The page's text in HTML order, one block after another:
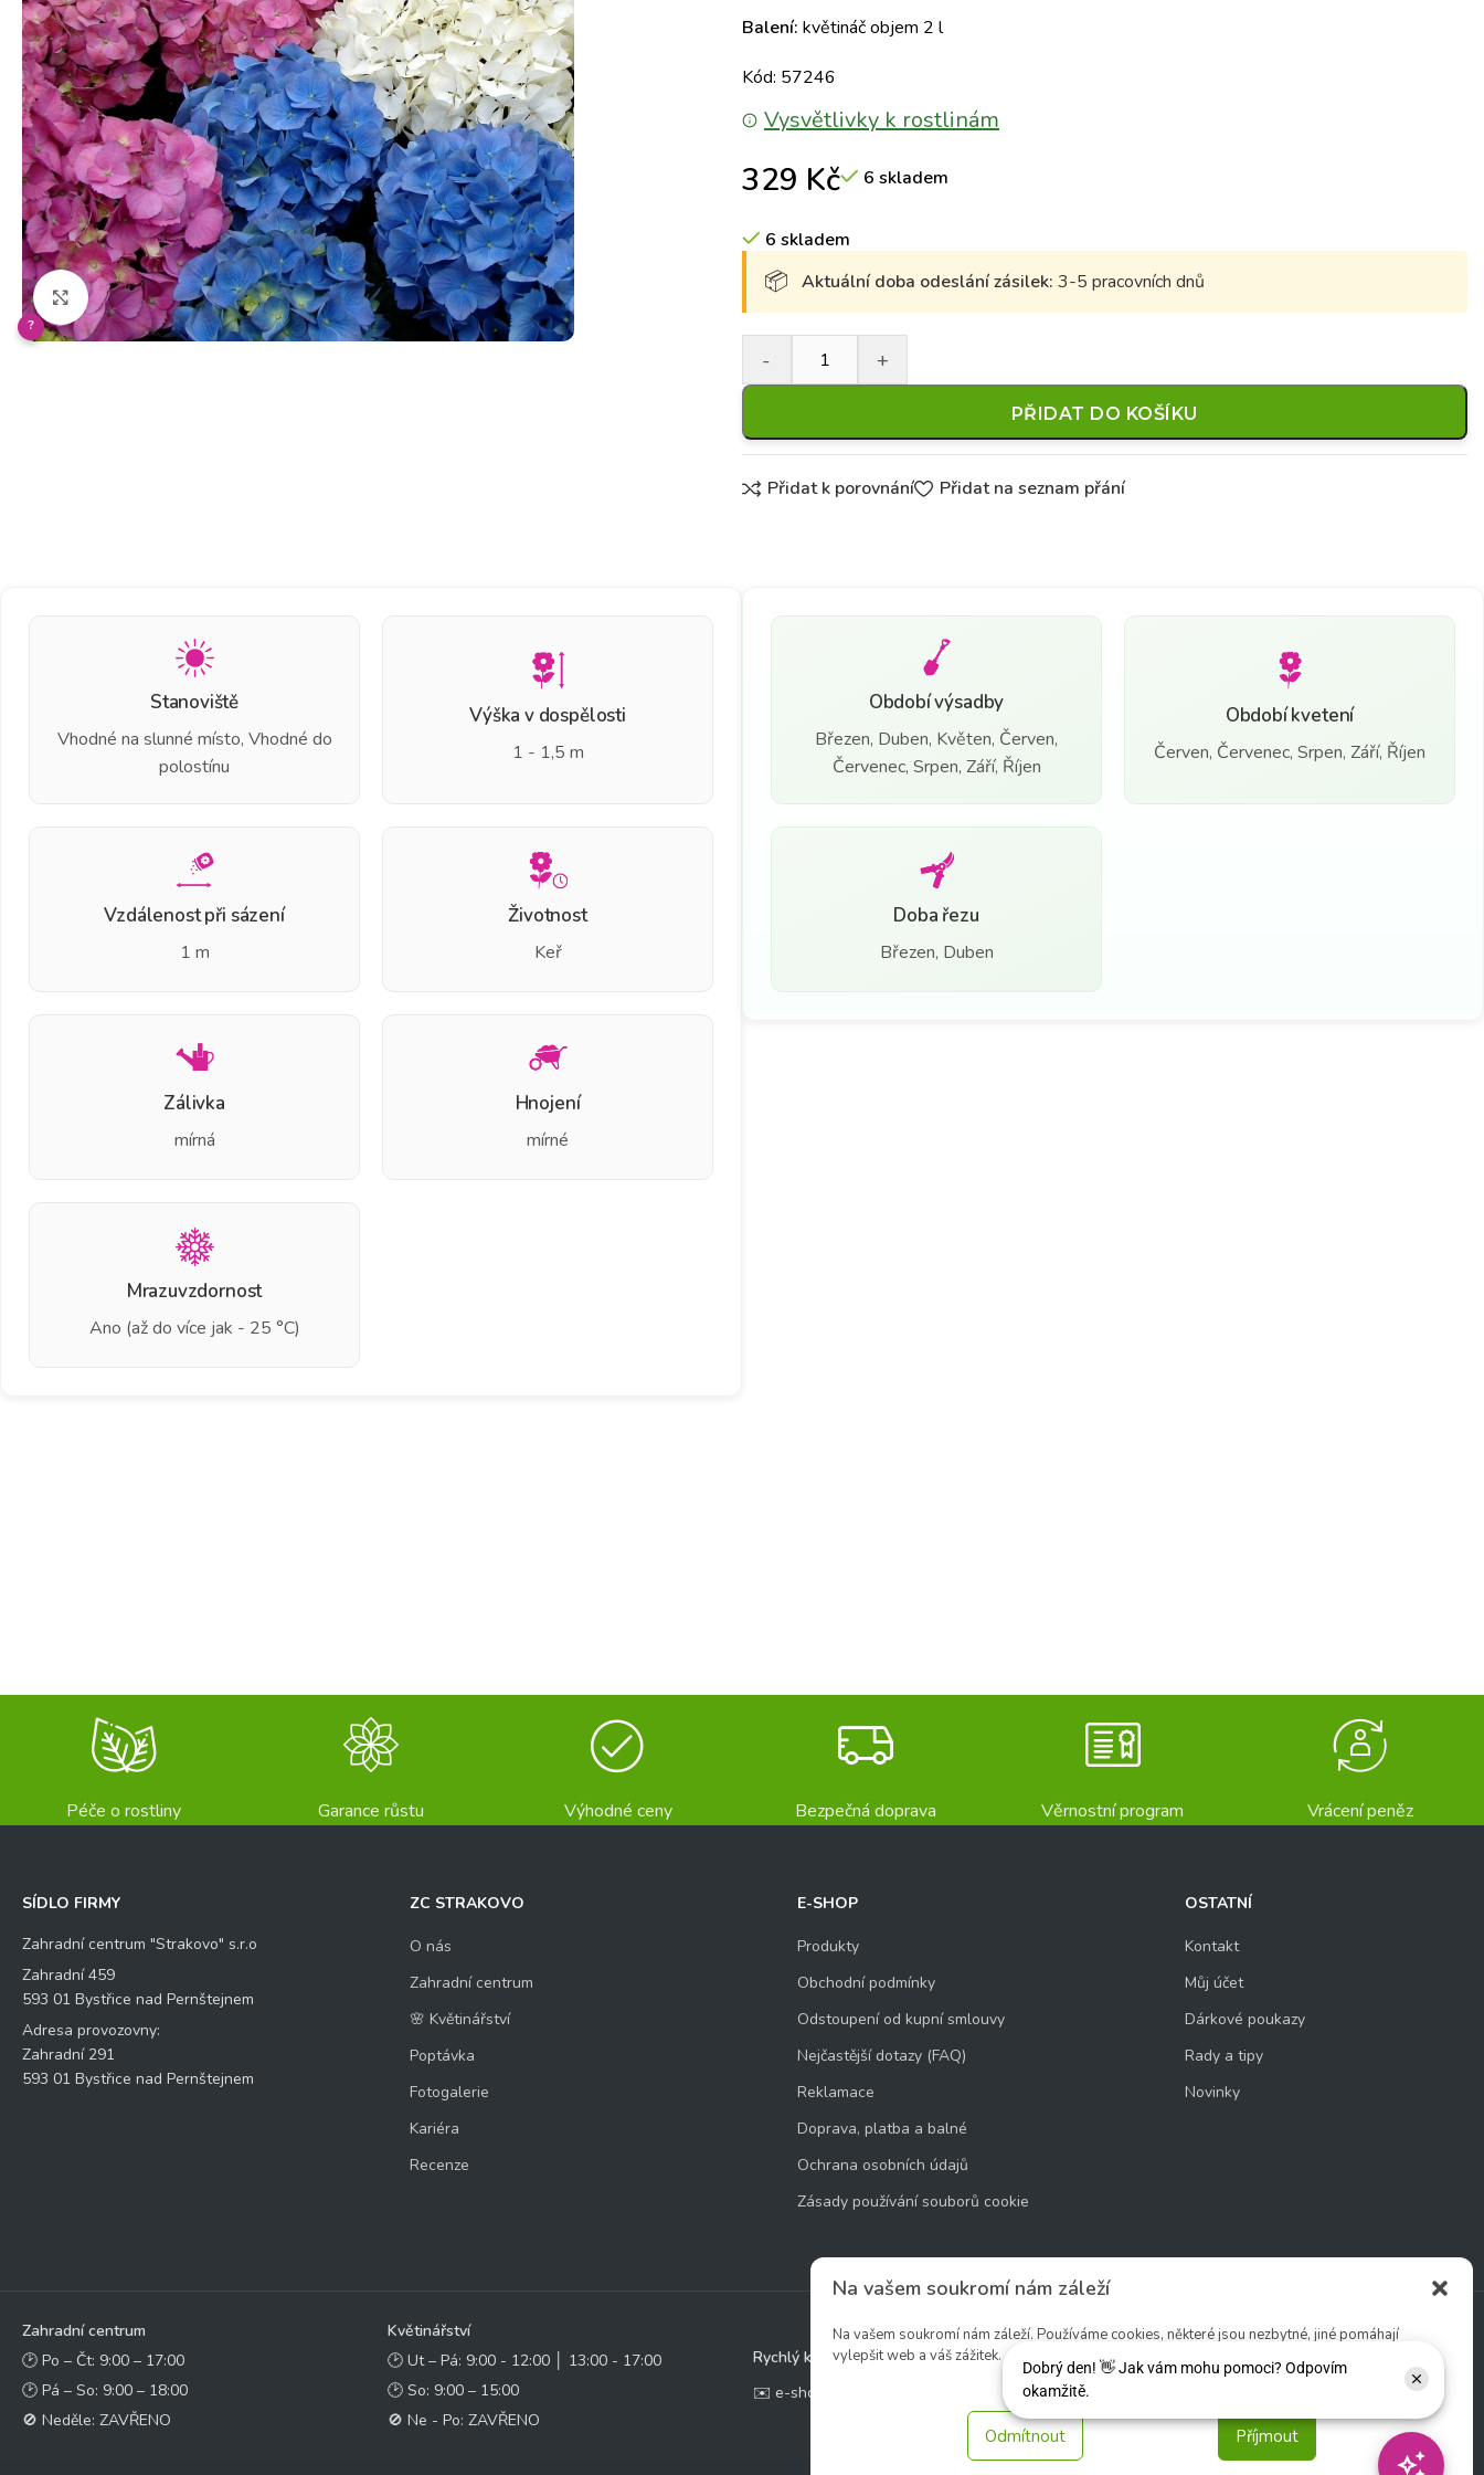
Na vašem soukromí nám záleží
Na vašem soukromí nám záleží. Používáme cookies, některé jsou nezbytné, jiné pomáhají
vylepšit web a váš zážitek.
Příjmout
Odmítnout
Klikněte pro zvětšení
?
Balení: květináč objem 2 l
Kód: 57246
Vysvětlivky k rostlinám
329 Kč 6 skladem
6 skladem
Aktuální doba odeslání zásilek: 3-5 pracovních dnů
PŘIDAT DO KOŠÍKU
Přidat k porovnání Přidat na seznam přání
Stanoviště
Vhodné na slunné místo, Vhodné do
polostínu
Výška v dospělosti
1 - 1,5 m
Vzdálenost při sázení
1 m
Životnost
Keř
Zálivka
mírná
Hnojení
mírné
Mrazuvzdornost
Ano (až do více jak - 25 °C)
Období výsadby
Březen, Duben, Květen, Červen,
Červenec, Srpen, Září, Říjen
Období kvetení
Červen, Červenec, Srpen, Září, Říjen
Doba řezu
Březen, Duben
Péče o rostliny Garance růstu Výhodné ceny Bezpečná doprava Věrnostní program Vrácení peněz
SÍDLO FIRMY
Zahradní centrum "Strakovo" s.r.o
Zahradní 459
593 01 Bystřice nad Pernštejnem
Adresa provozovny:
Zahradní 291
593 01 Bystřice nad Pernštejnem
ZC STRAKOVO
O nás
Zahradní centrum
🌸 Květinářství
Poptávka
Fotogalerie
Kariéra
Recenze
E-SHOP
Produkty
Obchodní podmínky
Odstoupení od kupní smlouvy
Nejčastější dotazy (FAQ)
Reklamace
Doprava, platba a balné
Ochrana osobních údajů
Zásady používání souborů cookie
OSTATNÍ
Kontakt
Můj účet
Dárkové poukazy
Rady a tipy
Novinky
Zahradní centrum
🕑 Po – Čt: 9:00 – 17:00
🕑 Pá – So: 9:00 – 18:00
🚫 Neděle: ZAVŘENO
Květinářství
🕑 Ut – Pá: 9:00 - 12:00 │ 13:00 - 17:00
🕑 So: 9:00 – 15:00
🚫 Ne - Po: ZAVŘENO
Rychlý kontakt:
✉️ e-shop@zcstrakovo.cz
Sledujte nás: